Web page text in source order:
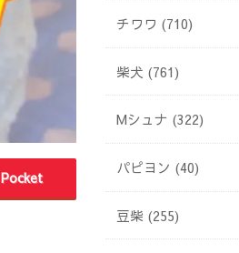
Pocket
チワワ (710)
柴犬 (761)
Mシュナ (322)
パピヨン (40)
豆柴 (255)